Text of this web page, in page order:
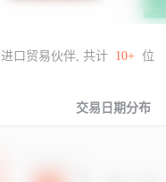
口贸易伙伴, 共计 10+ 位
交易日期分布